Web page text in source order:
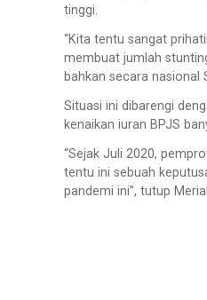
tinggi.
“Kita tentu sangat
membuat jumlah
bahkan secara nasional
Situasi ini dibarengi
kenaikan iuran BPJS
“Sejak Juli 2020,
tentu ini sebuah
pandemi ini”, tutup